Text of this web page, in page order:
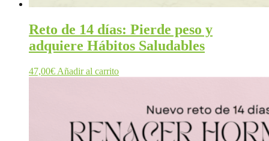
Reto de 14 días: Pierde peso y
adquiere Hábitos Saludables
47,00€ Añadir al carrito